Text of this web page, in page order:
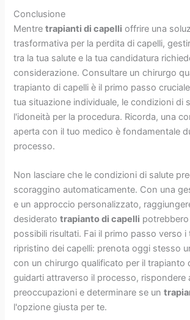
Conclusione
Mentretrapianti di capelli offrire una
trasformativa per la perdita di capelli,
tra la tua salute e la tua candidatura
considerazione. Consultare un chirurgo
trapianto di capelli è il primo passo
tua situazione individuale, le condizioni di
l'idoneità per la procedura. Ricorda, una
aperta con il tuo medico è fondamentale
processo.
Non lasciare che le condizioni di salute
scoraggino automaticamente. Con una
e un approccio personalizzato,
desideratotrapianto di capelli
possibili risultati. Fai il primo passo verso
ripristino dei capelli: prenota oggi stesso
con un chirurgo qualificato per il trapianto
guidarti attraverso il processo, rispondere
preoccupazioni e determinare se un
l'opzione giusta per te.